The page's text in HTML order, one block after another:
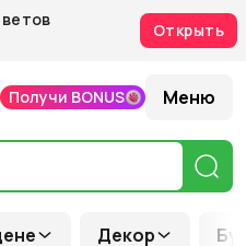
Открыть
Декор
Получи BONUS Меню